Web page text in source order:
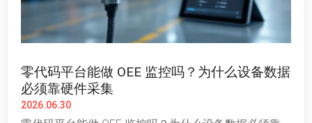
零代码平台能做 OEE 监控吗？为什么设备数据
必须靠硬件采集
2026.06.30